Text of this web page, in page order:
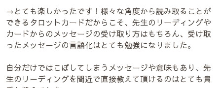
→とても楽しかったです！様々な角度から読み取ることが
できるタロットカードだからこそ、先生のリーディングや
カードからのメッセージの受け取り方はもちろん、受け取
ったメッセージの言語化はとても勉強になりました。
自分だけではこぼしてしまうメッセージや意味もあり、先
生のリーディングを間近で直接教えて頂けるのはとても貴